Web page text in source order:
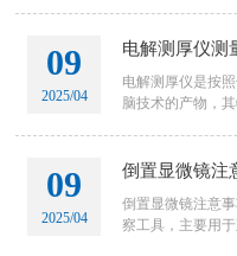
09
2025/04
电解测厚仪测
电解测厚仪是按
脑技术的产物，
09
2025/04
倒置显微镜注
倒置显微镜注意
察工具，主要用